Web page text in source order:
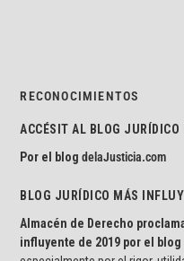
RECONOCIMIENTOS
ACCÉSIT AL BLOG
Por el blogdelaJusticia.com
BLOG JURÍDICO MÁS
Almacén de Derecho
influyente de 2019 por el blog